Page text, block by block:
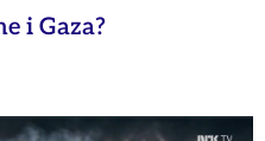
i Gaza?